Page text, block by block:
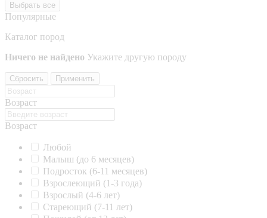
Выбрать все
Популярные
Каталог пород
Ничего не найдено Укажите другую породу
Сбросить Применить
Возраст
Возраст
Любой
Малыш (до 6 месяцев)
Подросток (6-11 месяцев)
Взрослеющий (1-3 года)
Взрослый (4-6 лет)
Стареющий (7-11 лет)